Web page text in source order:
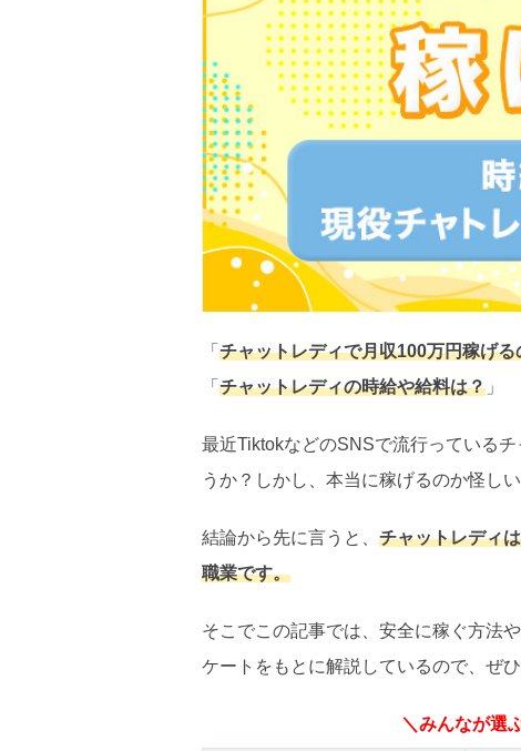
「 チャットレディで月収100万円稼げる
「 チャットレディの時給や給料は？ 」
最近TiktokなどのSNSで流行っている
うか？しかし、本当に稼げるのか怪し
結論から先に言うと、 チャットレディ
職業です。
そこでこの記事では、安全に稼ぐ方法
ケートをもとに解説しているので、ぜ
＼みんなが選